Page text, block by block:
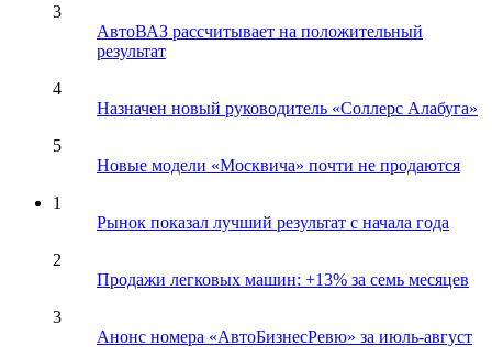
3
АвтоВАЗ рассчитывает на положительный
результат
4
Назначен новый руководитель «Соллерс Алабуга»
5
Новые модели «Москвича» почти не продаются
1
Рынок показал лучший результат с начала года
2
Продажи легковых машин: +13% за семь месяцев
3
Анонс номера «АвтоБизнесРевю» за июль-август